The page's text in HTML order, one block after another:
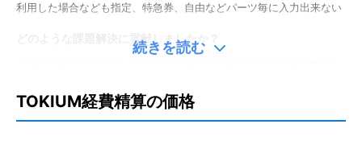
利用した場合なども指定、特急券、自由などパーツ毎に入力出来ない
どのような課題解決に貢献しましたか？
で手間感が無くなりました。
続きを読む
TOKIUM経費精算の価格